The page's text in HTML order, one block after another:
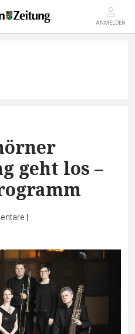
ANMELDEN
geht los –
|